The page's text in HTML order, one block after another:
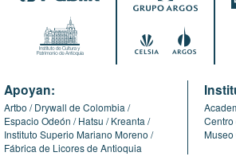
Apoyan:
Artbo
Drywall de Colombia
Espacio Odeón
Hatsu
Kreanta
Instituto Superio Mariano Moreno
Fábrica de Licores de Antioquia
Museo